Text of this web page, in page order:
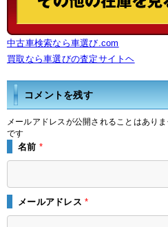
中古車検索なら車選び.com
買取なら車選びの査定サイトヘ
コメントを残す
メールアドレスが公開されることはありま
です
名前 *
メールアドレス*